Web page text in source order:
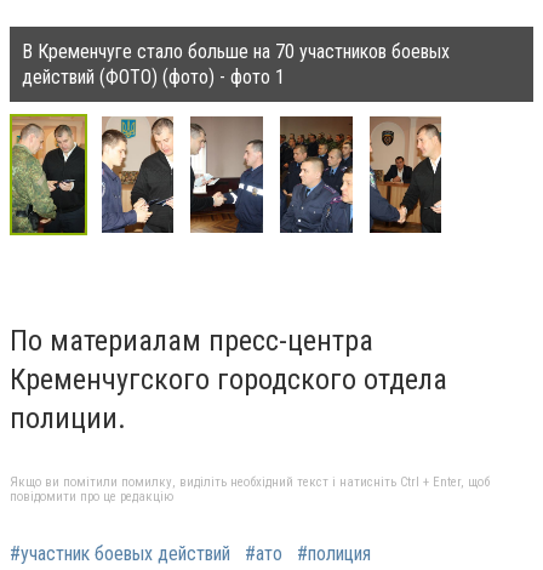
В Кременчуге стало больше на 70 участников боевых
действий (ФОТО) (фото) - фото 1
По материалам пресс-центра
Кременчугского городского отдела
полиции.
Якщо ви помітили помилку, виділіть необхідний текст і натисніть Ctrl + Enter, щоб
повідомити про це редакцію
#участник боевых действий #ато #полиция